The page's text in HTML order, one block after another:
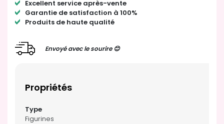
Excellent service après-vente
Garantie de satisfaction à 100%
Produits de haute qualité
Envoyé avec le sourire 😊
Propriétés
Figurines